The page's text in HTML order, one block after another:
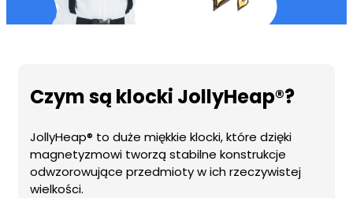
Czym są klocki JollyHeap®?
JollyHeap® to duże miękkie klocki, które dzięki
magnetyzmowi tworzą stabilne konstrukcje
odwzorowujące przedmioty w ich rzeczywistej
wielkości.